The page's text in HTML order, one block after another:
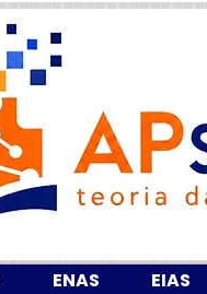
ENAS EIAS